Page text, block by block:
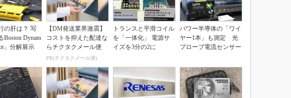
の肝は？ 写
Boston Dynam
」分解展示
【DM発送業界激震】
コストを抑えた配達な
らチクタクメール便
PR(チクタクメール便)
トランスと平滑コイル
を「一体化」 電源サ
イズを3分の2に
パワー半導体の「ワイ
ヤー1本」も測定 光
プローブ電流センサー